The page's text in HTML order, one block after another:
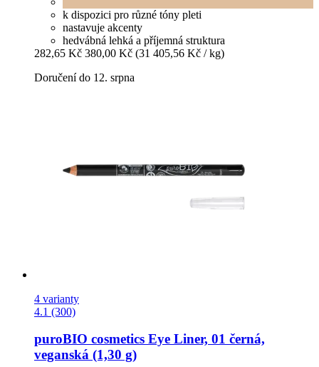
k dispozici pro různé tóny pleti
nastavuje akcenty
hedvábná lehká a příjemná struktura
282,65 Kč 380,00 Kč (31 405,56 Kč / kg)
Doručení do 12. srpna
4 varianty
4.1 (300)
puroBIO cosmetics Eye Liner, 01 černá,
veganská (1,30 g)